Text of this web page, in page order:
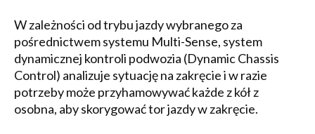
W zależności od trybu jazdy wybranego za
pośrednictwem systemu Multi-Sense, system
dynamicznej kontroli podwozia (Dynamic Chassis
Control) analizuje sytuację na zakręcie i w razie
potrzeby może przyhamowywać każde z kół z
osobna, aby skorygować tor jazdy w zakręcie.